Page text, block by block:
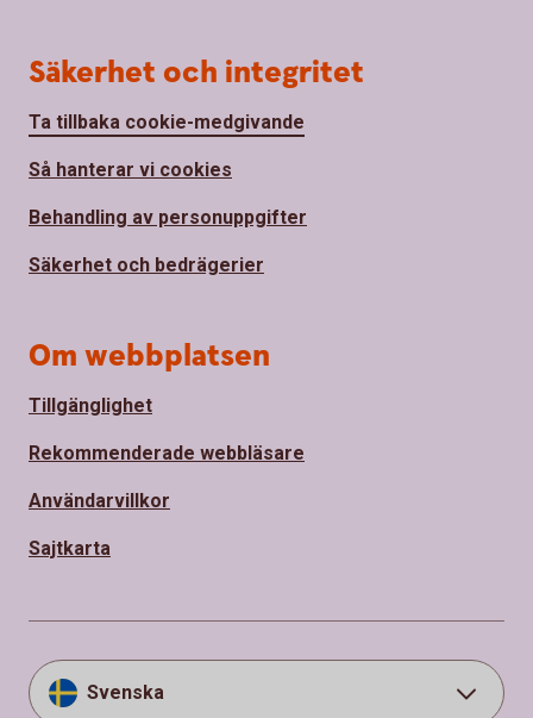
Säkerhet och integritet
Ta tillbaka cookie-medgivande
Så hanterar vi cookies
Behandling av personuppgifter
Säkerhet och bedrägerier
Om webbplatsen
Tillgänglighet
Rekommenderade webbläsare
Användarvillkor
Sajtkarta
Svenska